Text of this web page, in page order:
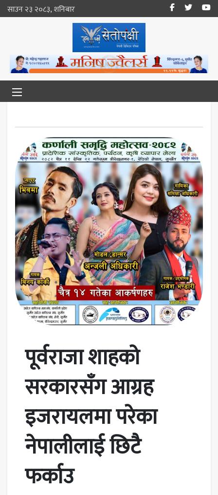
साउन २३ २०८३, शनिबार
पूर्वराजा शाहको
सरकारसँग आग्रह
इजरायलमा परेका
नेपालीलाई छिटै
फर्काउ